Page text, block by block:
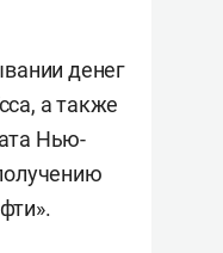
денег
а также
Нью-